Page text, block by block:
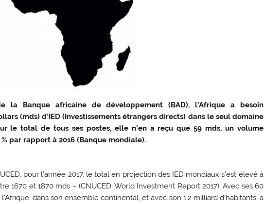
Banque africaine de développement (BAD), l’Afrique a besoin
(mds) d’IED (Investissements étrangers directs) dans le seul domaine
le total de tous ses postes, elle n’en a reçu que 59 mds, un volume
par rapport à 2016 (Banque mondiale).
pour l’année 2017, le total en projection des IED mondiaux s’est élevé à
1670 et 1870 mds – (CNUCED, World Investment Report 2017). Avec ses 60
dans son ensemble continental, et avec son 1,2 milliard d’habitants, a